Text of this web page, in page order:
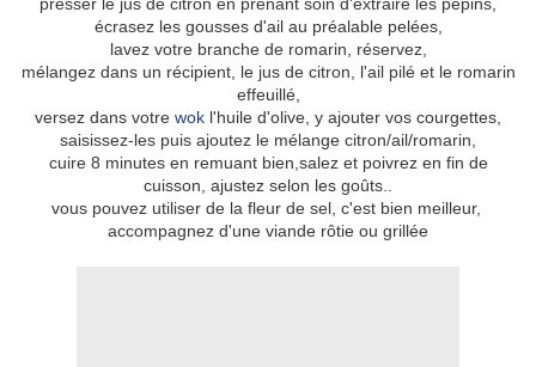
écrasez les gousses d'ail au préalable pelées,
lavez votre branche de romarin, réservez,
mélangez dans un récipient, le jus de citron, l'ail pilé et le romarin
effeuillé,
versez dans votre wok l'huile d'olive, y ajouter vos courgettes,
saisissez-les puis ajoutez le mélange citron/ail/romarin,
cuire 8 minutes en remuant bien,salez et poivrez en fin de
cuisson, ajustez selon les goûts..
vous pouvez utiliser de la fleur de sel, c'est bien meilleur,
accompagnez d'une viande rôtie ou grillée